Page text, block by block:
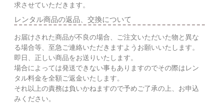
求させていただきます。
レンタル商品の返品、交換について
お届けされた商品が不良の場合、ご注文いただいた物と異な
る場合等、至急ご連絡いただきますようお願いいたします。
即日、正しい商品をお送りいたします。
場合によっては発送できない事もありますのでその際はレン
タル料金を全額ご返金いたします。
それ以上の責務は負いかねますので予めご了承の上、お申込
みください。